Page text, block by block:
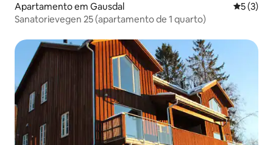
Apartamento em Gausdal
5 (3)
Sanatorievegen 25 (apartamento de 1 quarto)